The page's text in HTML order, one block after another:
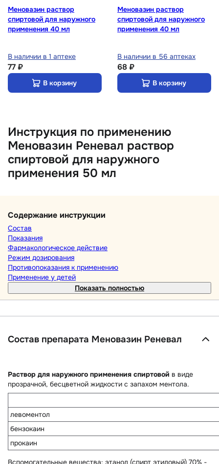
Меновазин раствор
спиртовой для наружного
применения 40 мл
В наличии в 1 аптеке
77 ₽
В корзину
Меновазин раствор
спиртовой для наружного
применения 40 мл
В наличии в 56 аптеках
68 ₽
В корзину
Инструкция по применению
Меновазин Реневал раствор
спиртовой для наружного
применения 50 мл
Содержание инструкции
Состав
Показания
Фармакологическое действие
Режим дозирования
Противопоказания к применению
Применение у детей
Показать полностью
Состав препарата Меновазин Реневал
Раствор для наружного применения спиртовой в виде
прозрачной, бесцветной жидкости с запахом ментола.
левоментол
бензокаин
прокаин
Вспомогательные вещества: этанол (спирт этиловый) 70% -